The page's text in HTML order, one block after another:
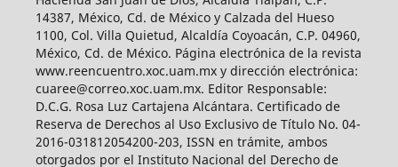
14387, México, Cd. de México y Calzada del Hueso
1100, Col. Villa Quietud, Alcaldía Coyoacán, C.P. 04960,
México, Cd. de México. Página electrónica de la revista
www.reencuentro.xoc.uam.mx y dirección electrónica:
cuaree@correo.xoc.uam.mx. Editor Responsable:
D.C.G. Rosa Luz Cartajena Alcántara. Certificado de
Reserva de Derechos al Uso Exclusivo de Título No. 04-
2016-031812054200-203, ISSN en trámite, ambos
otorgados por el Instituto Nacional del Derecho de